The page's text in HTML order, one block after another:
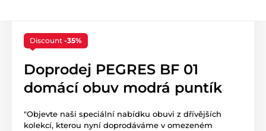
Discount -35%
Doprodej PEGRES BF 01
domácí obuv modrá puntík
"Objevte naši speciální nabídku obuvi z dřívějších
kolekcí, kterou nyní doprodáváme v omezeném